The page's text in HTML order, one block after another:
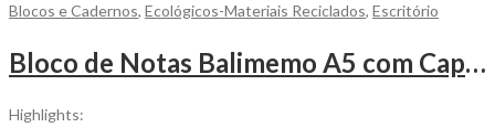
Blocos e Cadernos, Ecológicos-Materiais Reciclados, Escritório
Bloco de Notas Balimemo A5 com Capa Flexível em PU Reciclado Térmico para Personalizar
Highlights: